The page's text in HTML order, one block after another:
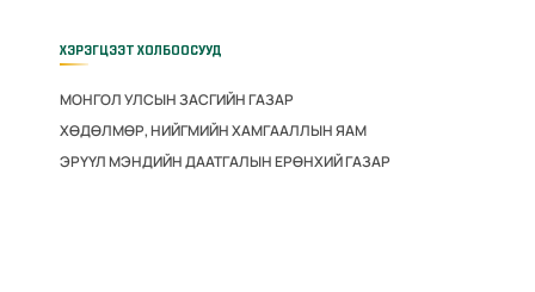
ХЭРЭГЦЭЭТ ХОЛБООСУУД
МОНГОЛ УЛСЫН ЗАСГИЙН ГАЗАР
ХӨДӨЛМӨР, НИЙГМИЙН ХАМГААЛЛЫН ЯАМ
ЭРҮҮЛ МЭНДИЙН ДААТГАЛЫН ЕРӨНХИЙ ГАЗАР